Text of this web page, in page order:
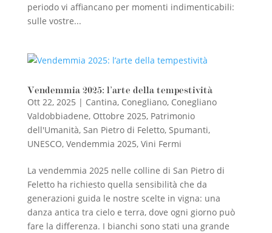
periodo vi affiancano per momenti indimenticabili:
sulle vostre...
Vendemmia 2025: l’arte della tempestività
Ott 22, 2025 | Cantina, Conegliano, Conegliano
Valdobbiadene, Ottobre 2025, Patrimonio
dell'Umanità, San Pietro di Feletto, Spumanti,
UNESCO, Vendemmia 2025, Vini Fermi
La vendemmia 2025 nelle colline di San Pietro di
Feletto ha richiesto quella sensibilità che da
generazioni guida le nostre scelte in vigna: una
danza antica tra cielo e terra, dove ogni giorno può
fare la differenza. I bianchi sono stati una grande